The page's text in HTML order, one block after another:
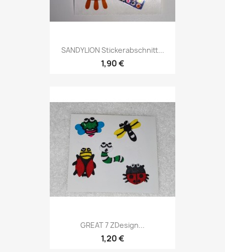
SANDYLION Stickerabschnitt...
1,90 €
GREAT 7 ZDesign...
1,20 €